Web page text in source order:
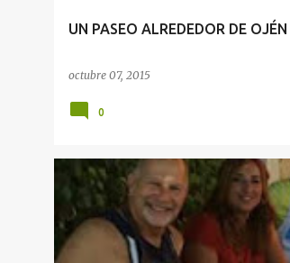
UN PASEO ALREDEDOR DE OJÉN
octubre 07, 2015
0
EVENTOS